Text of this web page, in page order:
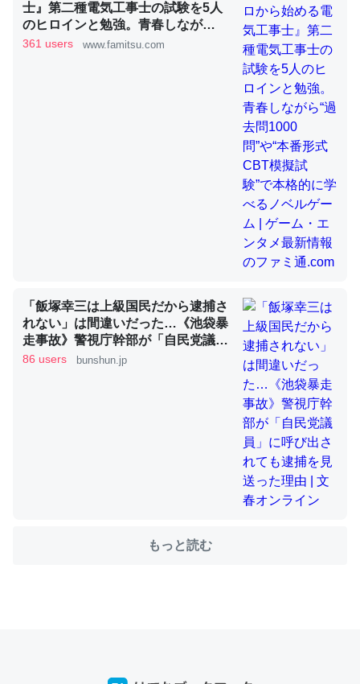
これを元に考えるとカルシウムを大量に使う脊椎動物と貝
類は苦労してるんだな…。腹足類だと殻を無くしてナメク
─ニュース :: 【研究発表】昆虫学の大問題＝「昆虫はなぜ海にいな
ウチもEchoを実家に置いて４年。でたまに覗いてる。ぼ
ちぼちRingも置こうかと画策中。あと、Googleマップで
位置情報を共有してる。電池残量や充電中かが分かるので
ちょうど同じ理由でEcho Show 8を設定中でした。Prime
とかSpotifyを支払う孝行もできる。一生で親と会える残
り時間を日数にすると1週間とかの人が多いそうだけど、
それを実質100倍以上に伸ばす効果があるはず……
─たまにLINEするくらいだった遠方の父67歳と僕。ITツール導入で
コミュニケーションが劇的に変化した｜tayorini by LIFULL介護
士』第二種電気工事士の試験を5人
のヒロインと勉強。青春しなが
ら“過去問1000問”や“本番形式CBT
361 users www.famitsu.com
「飯塚幸三は上級国民だから逮捕さ
れない」は間違いだった…《池袋暴
走事故》警視庁幹部が「自民党議
員」に呼び出されても逮捕を見送っ
86 users bunshun.jp
もっと読む